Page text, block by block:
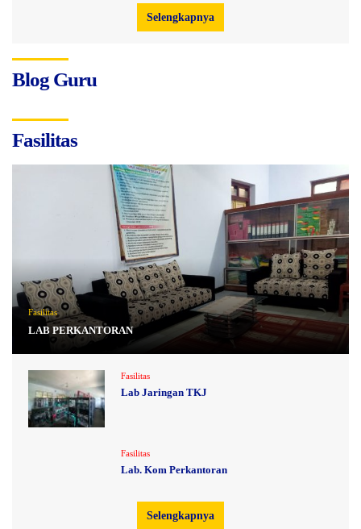
Selengkapnya
Blog Guru
Fasilitas
Fasilitas
LAB PERKANTORAN
Fasilitas
Lab Jaringan TKJ
Fasilitas
Lab. Kom Perkantoran
Selengkapnya